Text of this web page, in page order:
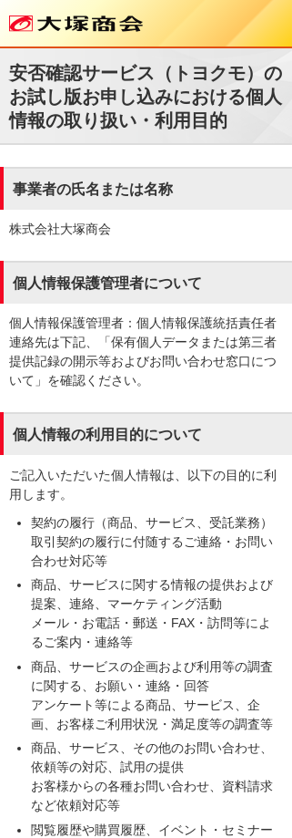
安否確認サービス（トヨクモ）の
お試し版お申し込みにおける個人
情報の取り扱い・利用目的
事業者の氏名または名称
株式会社大塚商会
個人情報保護管理者について
個人情報保護管理者：個人情報保護統括責任者
連絡先は下記、「保有個人データまたは第三者
提供記録の開示等およびお問い合わせ窓口につ
いて」を確認ください。
個人情報の利用目的について
ご記入いただいた個人情報は、以下の目的に利
用します。
契約の履行（商品、サービス、受託業務）
取引契約の履行に付随するご連絡・お問い
合わせ対応等
商品、サービスに関する情報の提供および
提案、連絡、マーケティング活動
メール・お電話・郵送・FAX・訪問等によ
るご案内・連絡等
商品、サービスの企画および利用等の調査
に関する、お願い・連絡・回答
アンケート等による商品、サービス、企
画、お客様ご利用状況・満足度等の調査等
商品、サービス、その他のお問い合わせ、
依頼等の対応、試用の提供
お客様からの各種お問い合わせ、資料請求
など依頼対応等
閲覧履歴や購買履歴、イベント・セミナー